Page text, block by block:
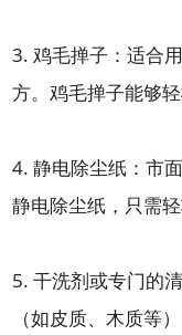
3. 鸡毛掸子：适合
方。鸡毛掸子能够
4. 静电除尘纸：市
静电除尘纸，只需
5. 干洗剂或专门的
（如皮质、木质等